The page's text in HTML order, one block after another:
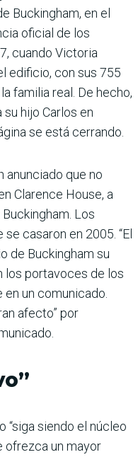
Buckingham, en el
oficial de los
cuando Victoria
edificio, con sus 755
familia real. De hecho,
hijo Carlos en
se está cerrando.
anunciado que no
Clarence House, a
Los
casaron en 2005. “El
de Buckingham su
los portavoces de los
un comunicado.
afecto” por
“siga siendo el núcleo
ofrezca un mayor